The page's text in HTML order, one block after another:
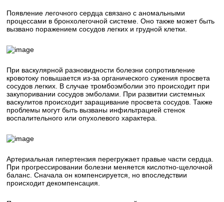
Появление легочного сердца связано с аномальными
процессами в бронхолегочной системе. Оно также может быть
вызвано поражением сосудов легких и грудной клетки.
При васкулярной разновидности болезни сопротивление
кровотоку повышается из-за органического сужения просвета
сосудов легких. В случае тромбоэмболии это происходит при
закупоривании сосудов эмболами. При развитии системных
васкулитов происходит заращивание просвета сосудов. Также
проблемы могут быть вызваны инфильтрацией стенок
воспалительного или опухолевого характера.
Артериальная гипертензия перегружает правые части сердца.
При прогрессировании болезни меняется кислотно-щелочной
баланс. Сначала он компенсируется, но впоследствии
происходит декомпенсация.